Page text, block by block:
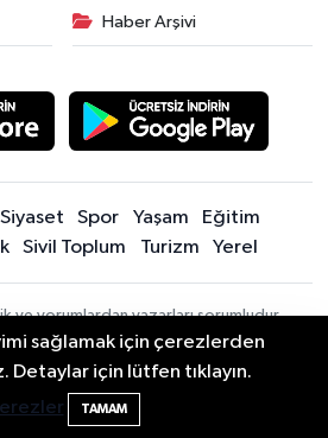
Haber Arşivi
Siyaset Spor Yaşam
Eğitim
Sivil Toplum Turizm Yerel
ve yorumlardan yazarları sorumludur.
Son Dakika Haberleri | Bartın Haber |
Sitedeki tüm harici linkler ayrı bir
yayınlanan haber, köşe yazıları ve
kaynak gösterilse dahi, herhangi bir
sağlamak için çerezlerden
Detaylar için lütfen tıklayın.
TAMAM
Bal Festivalinde Hande